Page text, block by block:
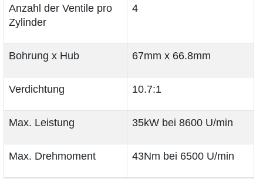
Anzahl der Ventile pro
Zylinder
4
Bohrung x Hub 67mm x 66.8mm
Verdichtung 10.7:1
Max. Leistung 35kW bei 8600 U/min
Max. Drehmoment 43Nm bei 6500 U/min